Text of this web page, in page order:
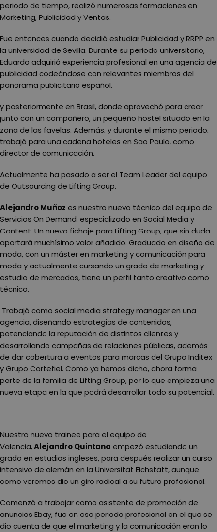
periodo de tiempo, realizó numerosas formaciones en
Marketing, Publicidad y Ventas.
Fue entonces cuando decidió estudiar Publicidad y RRPP en
la universidad de Sevilla. Durante su periodo universitario,
Eduardo adquirió experiencia profesional en una agencia de
publicidad codeándose con relevantes miembros del
panorama publicitario español.
y posteriormente en Brasil, donde aprovechó para crear
junto con un compañero, un pequeño hostel situado en la
zona de las favelas. Además, y durante el mismo periodo,
trabajó para una cadena hoteles en Sao Paulo, como
director de comunicación.
Actualmente ha pasado a ser el Team Leader del equipo
de Outsourcing de Lifting Group.
Alejandro Muñoz es nuestro nuevo técnico del equipo de
Servicios On Demand, especializado en Social Media y
Content. Un nuevo fichaje para Lifting Group, que sin duda
aportará muchísimo valor añadido. Graduado en diseño de
moda, con un máster en marketing y comunicación para
moda y actualmente cursando un grado de marketing y
estudio de mercados, tiene un perfil tanto creativo como
técnico.
Trabajó como social media strategy manager en una
agencia, diseñando estrategias de contenidos,
potenciando la reputación de distintos clientes y
desarrollando campañas de relaciones públicas, además
de dar cobertura a eventos para marcas del Grupo Inditex
y Grupo Cortefiel. Como ya hemos dicho, ahora forma
parte de la familia de Lifting Group, por lo que empieza una
nueva etapa en la que podrá desarrollar todo su potencial.
Nuestro nuevo trainee para el equipo de
Valencia,Alejandro Quintana empezó estudiando un
grado en estudios ingleses, para después realizar un curso
intensivo de alemán en la Universität Eichstätt, aunque
como veremos dio un giro radical a su futuro profesional.
Comenzó a trabajar como asistente de promoción de
anuncios Ebay, fue en ese periodo profesional en el que se
dio cuenta de que el marketing y la comunicación eran lo